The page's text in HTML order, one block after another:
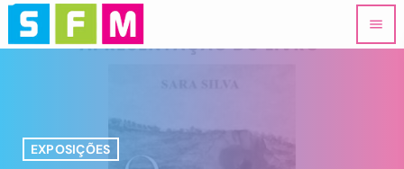
menu
EXPOSIÇÕES